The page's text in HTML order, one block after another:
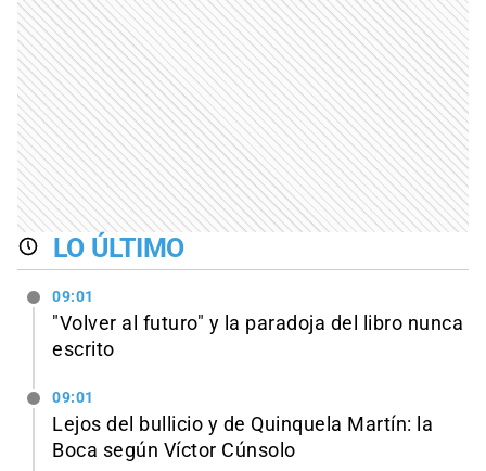
LO ÚLTIMO
09:01
"Volver al futuro" y la paradoja del libro nunca
escrito
09:01
Lejos del bullicio y de Quinquela Martín: la
Boca según Víctor Cúnsolo